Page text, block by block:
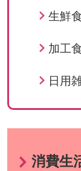
生鮮
加工
日用
消費生